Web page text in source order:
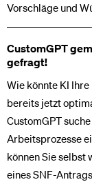
Vorschläge und
CustomGPT
gefragt!
Wie könnte KI
bereits jetzt
CustomGPT
Arbeitsprozesse
können Sie selbst
eines SNF-